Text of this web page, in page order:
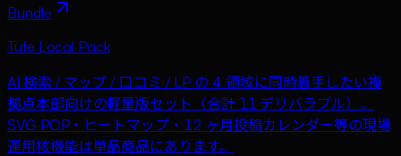
Bundle
Tufe Local Pack
AI 検索 / マップ / 口コミ / LP の 4 領域に同時着手したい複
拠点本部向けの軽量版セット（合計 11 デリバラブル）。
SVG POP・ヒートマップ・12 ヶ月投稿カレンダー等の現場
運用核機能は単品商品にあります。